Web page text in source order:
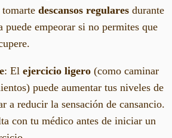
descansos regulares durante
empeorar si no permites que
: El ejercicio ligero (como caminar
puede aumentar tus niveles de
a reducir la sensación de cansancio.
con tu médico antes de iniciar un